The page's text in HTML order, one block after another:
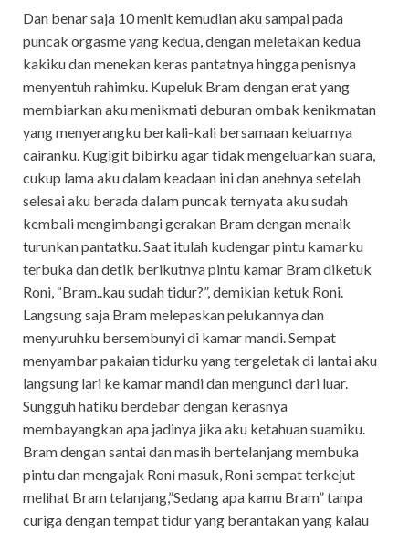
Dan benar saja 10 menit kemudian aku sampai pada
puncak orgasme yang kedua, dengan meletakan kedua
kakiku dan menekan keras pantatnya hingga penisnya
menyentuh rahimku. Kupeluk Bram dengan erat yang
membiarkan aku menikmati deburan ombak kenikmatan
yang menyerangku berkali-kali bersamaan keluarnya
cairanku. Kugigit bibirku agar tidak mengeluarkan suara,
cukup lama aku dalam keadaan ini dan anehnya setelah
selesai aku berada dalam puncak ternyata aku sudah
kembali mengimbangi gerakan Bram dengan menaik
turunkan pantatku. Saat itulah kudengar pintu kamarku
terbuka dan detik berikutnya pintu kamar Bram diketuk
Roni, “Bram..kau sudah tidur?”, demikian ketuk Roni.
Langsung saja Bram melepaskan pelukannya dan
menyuruhku bersembunyi di kamar mandi. Sempat
menyambar pakaian tidurku yang tergeletak di lantai aku
langsung lari ke kamar mandi dan mengunci dari luar.
Sungguh hatiku berdebar dengan kerasnya
membayangkan apa jadinya jika aku ketahuan suamiku.
Bram dengan santai dan masih bertelanjang membuka
pintu dan mengajak Roni masuk, Roni sempat terkejut
melihat Bram telanjang,”Sedang apa kamu Bram” tanpa
curiga dengan tempat tidur yang berantakan yang kalau